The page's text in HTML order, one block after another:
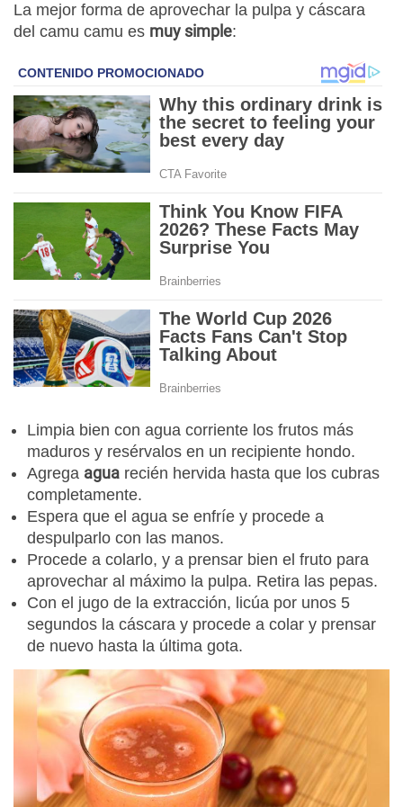
La mejor forma de aprovechar la pulpa y cáscara
del camu camu es muy simple:
Limpia bien con agua corriente los frutos más
maduros y resérvalos en un recipiente hondo.
Agrega agua recién hervida hasta que los cubras
completamente.
Espera que el agua se enfríe y procede a
despulparlo con las manos.
Procede a colarlo, y a prensar bien el fruto para
aprovechar al máximo la pulpa. Retira las pepas.
Con el jugo de la extracción, licúa por unos 5
segundos la cáscara y procede a colar y prensar
de nuevo hasta la última gota.